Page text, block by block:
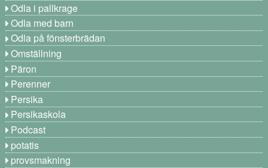
Odla i pallkrage
Odla med barn
Odla på fönsterbrädan
Omställning
Päron
Perenner
Persika
Persikaskola
Podcast
potatis
provsmakning